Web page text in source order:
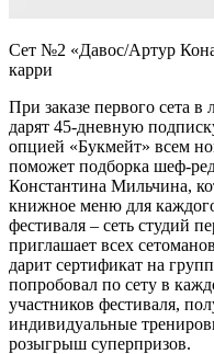
Сет №2 «Давос/Артур
карри
При заказе первого сета
дарят 45-дневную
опцией «Букмейт» всем
поможет подборка шеф-
Константина Мильчина,
книжное меню для
фестиваля – сеть студий
приглашает всех
дарит сертификат на
попробовал по сету в
участников фестиваля,
индивидуальные
розыгрыш суперпризов.